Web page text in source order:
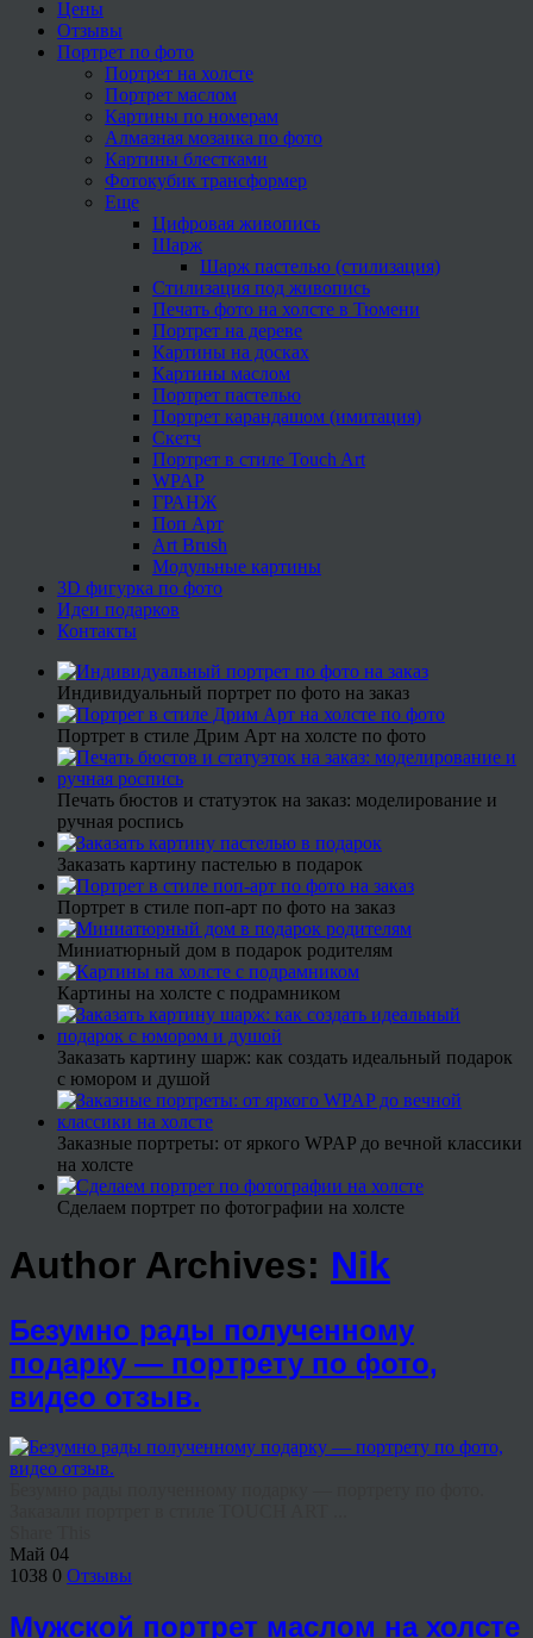
Цены
Отзывы
Портрет по фото
Портрет на холсте
Портрет маслом
Картины по номерам
Алмазная мозаика по фото
Картины блестками
Фотокубик трансформер
Еще
Цифровая живопись
Шарж
Шарж пастелью (стилизация)
Стилизация под живопись
Печать фото на холсте в Тюмени
Портрет на дереве
Картины на досках
Картины маслом
Портрет пастелью
Портрет карандашом (имитация)
Скетч
Портрет в стиле Touch Art
WPAP
ГРАНЖ
Поп Арт
Art Brush
Модульные картины
3D фигурка по фото
Идеи подарков
Контакты
Индивидуальный портрет по фото на заказ
Портрет в стиле Дрим Арт на холсте по фото
Печать бюстов и статуэток на заказ: моделирование и
ручная роспись
Заказать картину пастелью в подарок
Портрет в стиле поп-арт по фото на заказ
Миниатюрный дом в подарок родителям
Картины на холсте с подрамником
Заказать картину шарж: как создать идеальный подарок
с юмором и душой
Заказные портреты: от яркого WPAP до вечной классики
на холсте
Сделаем портрет по фотографии на холсте
Author Archives: Nik
Безумно рады полученному
подарку — портрету по фото,
видео отзыв.
Май 04
1038 0 Отзывы
Мужской портрет маслом на холсте